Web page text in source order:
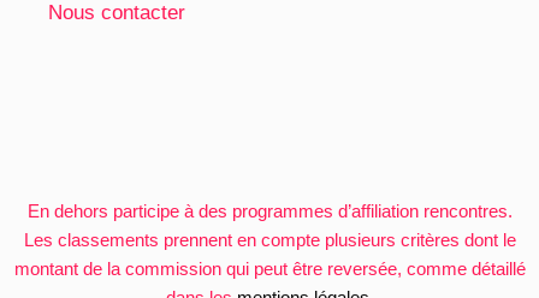
Nous contacter
En dehors participe à des programmes d’affiliation rencontres.
Les classements prennent en compte plusieurs critères dont le
montant de la commission qui peut être reversée, comme détaillé